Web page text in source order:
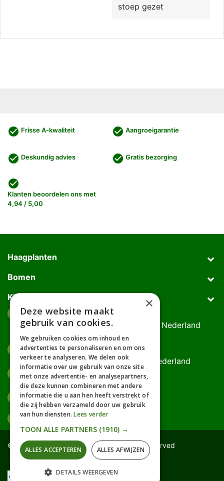
stoep gezet
check_circle Frisse A-kwaliteit check_circle Aangroeigarantie
check_circle Deskundig advies check_circle Gratis bezorging
check_circle
Klanten beoordelen ons met
4,94 / 5,00
Haagplanten
Bomen
Klantenservice
Afhaaladres
Deurningerweg 50, 7623 AH Borne, Nederland
(op afspraak!)
Kantooradres
Bornsedijk 60, 7559 PT Hengelo, Nederland
085-0475588
06-17314481
info@gardline.nl
© 2026 Powered by Gardline™. All Rights Reserved
×
Deze website maakt
gebruik van cookies.
We gebruiken cookies om inhoud en
advertenties te personaliseren en om ons
verkeer te analyseren. We delen ook
informatie over uw gebruik van onze site
met onze advertentie- en analysepartners,
die deze kunnen combineren met andere
informatie die u aan hen heeft verstrekt of
die zij hebben verzameld door uw gebruik
van hun diensten.Lees verder
TOON ALLE PARTNERS (1910) →
ALLES ACCEPTEREN ALLES AFWIJZEN
DETAILS WEERGEVEN